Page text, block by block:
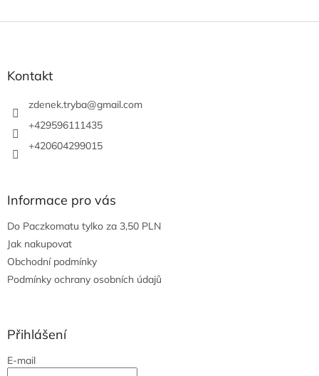
Kontakt
zdenek.tryba@gmail.com
+429596111435
+420604299015
Informace pro vás
Do Paczkomatu tylko za 3,50 PLN
Jak nakupovat
Obchodní podmínky
Podmínky ochrany osobních údajů
Přihlášení
E-mail